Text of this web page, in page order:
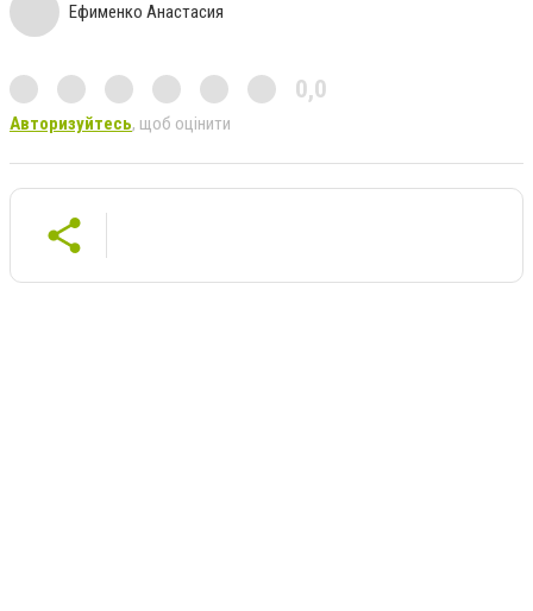
Ефименко Анастасия
0,0
Авторизуйтесь, щоб оцінити